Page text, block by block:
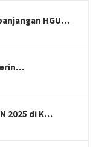
HGU…
2025 di K…